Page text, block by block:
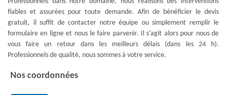
fiables et assurées pour toute demande. Afin de bénéficier le devis
gratuit, il suffit de contacter notre équipe ou simplement remplir le
formulaire en ligne et nous le faire parvenir. Il s’agit alors pour nous de
vous faire un retour dans les meilleurs délais (dans les 24 h).
Professionnels de qualité, nous sommes à votre service.
Nos coordonnées